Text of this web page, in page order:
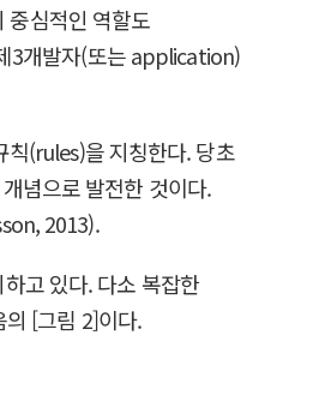
심적인 역할도
3개발자(또는 application)
(rules)을 지칭한다. 당초
념으로 발전한 것이다.
2013).
고 있다. 다소 복잡한
[그림 2]이다.